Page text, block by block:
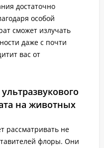
достаточно
особой
сможет излучать
даже с почти
вас от
на животных
рассматривать не
флоры. Они